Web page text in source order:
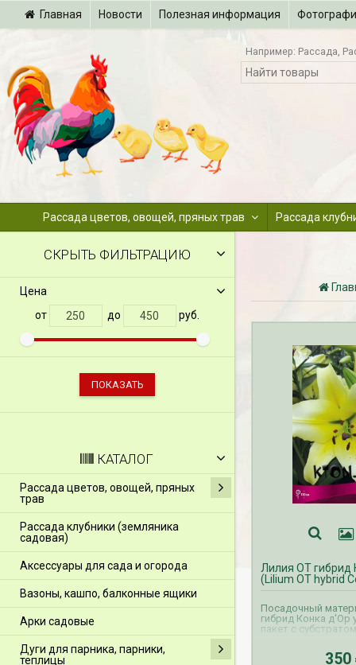
Главная Новости Полезная информация
Например: Рассада
Рассада цветов, овощей, пряных трав Рассада
СКРЫТЬ ФИЛЬТРАЦИЮ
Цена
от
до руб.
КАТАЛОГ
Рассада цветов, овощей, пряных
трав
Рассада клубники (земляника
садовая)
Аксессуары для сада и огорода
Вазоны, кашпо, балконные ящики
Арки садовые
Дуги для парника, парники,
теплицы
Лилия ОТ гибрид
(Lilium OT hybrid
Посадочный
гибрид Конка д'Ор
пакет с
осуществляется с
350